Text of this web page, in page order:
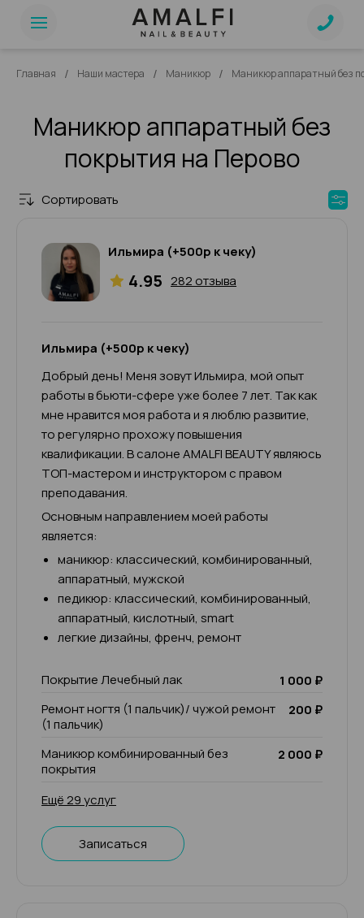
Главная / Наши мастера / Маникюр / Маникюр аппаратный без
Маникюр аппаратный без
покрытия на Перово
Сортировать
Ильмира (+500р к чеку)
4.95 282 отзыва
Ильмира (+500р к чеку)
Добрый день! Меня зовут Ильмира, мой опыт
работы в бьюти-сфере уже более 7 лет. Так как
мне нравится моя работа и я люблю развитие,
то регулярно прохожу повышения
квалификации. В салоне AMALFI BEAUTY являюсь
ТОП-мастером и инструктором с правом
преподавания.
Основным направлением моей работы
является:
маникюр: классический, комбинированный,
аппаратный, мужской
педикюр: классический, комбинированный,
аппаратный, кислотный, smart
легкие дизайны, френч, ремонт
Покрытие Лечебный лак
1 000 ₽
Ремонт ногтя (1 пальчик)/ чужой ремонт
(1 пальчик)
200 ₽
Маникюр комбинированный без
покрытия
2 000 ₽
Ещё 29 услуг
Записаться